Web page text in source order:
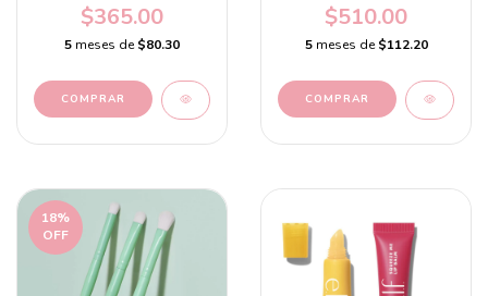
$365.00
5 meses de$80.30
COMPRAR
$510.00
5 meses de$112.20
18%
OFF